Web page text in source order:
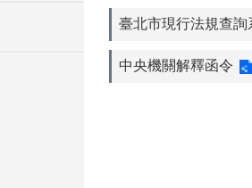
臺北市現行法規查詢
中央機關解釋函令